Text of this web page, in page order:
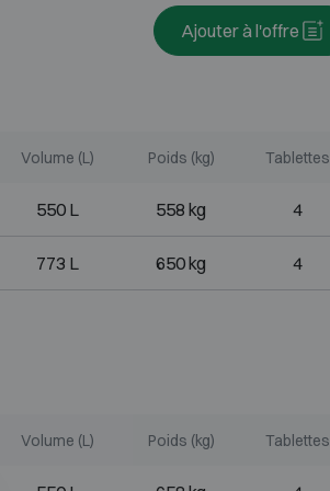
Ajouter à l'offre
Volume (L) Poids (kg) Tablettes
550 L 558 kg 4
773 L 650 kg 4
Volume (L) Poids (kg) Tablettes